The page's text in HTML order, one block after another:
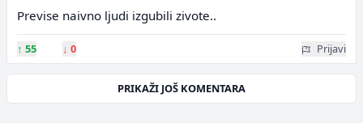
Previse naivno ljudi izgubili zivote..
↑ 55 ↓ 0 Prijavi
PRIKAŽI JOŠ KOMENTARA